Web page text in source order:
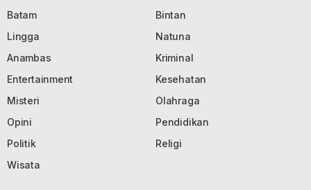
Batam
Bintan
Lingga
Natuna
Anambas
Kriminal
Entertainment
Kesehatan
Misteri
Olahraga
Opini
Pendidikan
Politik
Religi
Wisata